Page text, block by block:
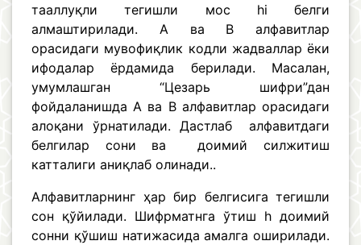
тааллуқли тегишли мос hi­ белги
алмаштирилади. А ва В алфавитлар
орасидаги мувофиқлик кодли жадваллар ёки
ифодалар ёрдамида берилади. Масалан,
умумлашган “Цезарь шифри”дан
фойдаланишда А ва В алфавитлар орасидаги
алоқани ўрнатилади. Дастлаб алфавитдаги
белгилар сони ва доимий силжитиш
катталиги аниқлаб олинади..
Алфавитларнинг ҳар бир белгисига тегишли
сон қўйилади. Шифрматнга ўтиш h доимий
сонни қўшиш натижасида амалга оширилади.